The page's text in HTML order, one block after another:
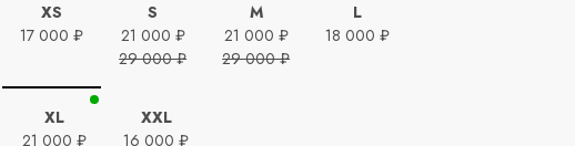
XS
17 000 ₽
S
21 000 ₽
29 000 ₽
M
21 000 ₽
29 000 ₽
L
18 000 ₽
XL
21 000 ₽
XXL
16 000 ₽